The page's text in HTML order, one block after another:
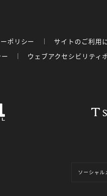
ポリシー サイトのご利用
ウェブアクセシビリティ
ソーシャル